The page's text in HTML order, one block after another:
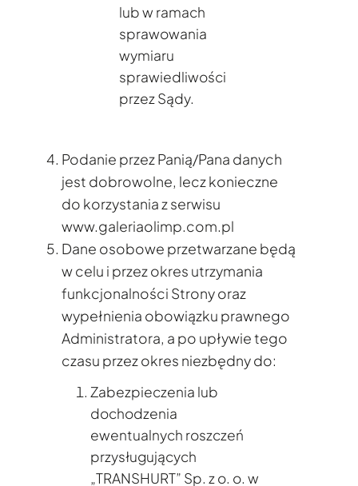
lub w ramach
sprawowania
wymiaru
sprawiedliwości
przez Sądy.
Podanie przez Panią/Pana danych
jest dobrowolne, lecz konieczne
do korzystania z serwisu
www.galeriaolimp.com.pl
Dane osobowe przetwarzane będą
w celu i przez okres utrzymania
funkcjonalności Strony oraz
wypełnienia obowiązku prawnego
Administratora, a po upływie tego
czasu przez okres niezbędny do:
Zabezpieczenia lub
dochodzenia
ewentualnych roszczeń
przysługujących
„TRANSHURT” Sp. z o. o. w